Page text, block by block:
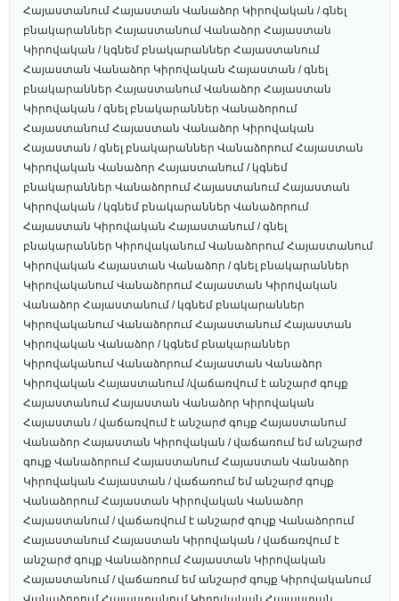
Հայաստանում Հայաստան Վանաձոր Կիրովական / գնել
բնակարաններ Հայաստանում Վանաձոր Հայաստան
Կիրովական / կգնեմ բնակարաններ Հայաստանում
Հայաստան Վանաձոր Կիրովական Հայաստան / գնել
բնակարաններ Հայաստանում Վանաձոր Հայաստան
Կիրովական / գնել բնակարաններ Վանաձորում
Հայաստանում Հայաստան Վանաձոր Կիրովական
Հայաստան / գնել բնակարաններ Վանաձորում Հայաստան
Կիրովական Վանաձոր Հայաստանում / կգնեմ
բնակարաններ Վանաձորում Հայաստանում Հայաստան
Կիրովական / կգնեմ բնակարաններ Վանաձորում
Հայաստան Կիրովական Հայաստանում / գնել
բնակարաններ Կիրովականում Վանաձորում Հայաստանում
Կիրովական Հայաստան Վանաձոր / գնել բնակարաններ
Կիրովականում Վանաձորում Հայաստան Կիրովական
Վանաձոր Հայաստանում / կգնեմ բնակարաններ
Կիրովականում Վանաձորում Հայաստանում Հայաստան
Կիրովական Վանաձոր / կգնեմ բնակարաններ
Կիրովականում Վանաձորում Հայաստան Վանաձոր
Կիրովական Հայաստանում /վաճառվում է անշարժ գույք
Հայաստանում Հայաստան Վանաձոր Կիրովական
Հայաստան / վաճառվում է անշարժ գույք Հայաստանում
Վանաձոր Հայաստան Կիրովական / վաճառում եմ անշարժ
գույք Վանաձորում Հայաստանում Հայաստան Վանաձոր
Կիրովական Հայաստան / վաճառում եմ անշարժ գույք
Վանաձորում Հայաստան Կիրովական Վանաձոր
Հայաստանում / վաճառվում է անշարժ գույք Վանաձորում
Հայաստանում Հայաստան Կիրովական / վաճառվում է
անշարժ գույք Վանաձորում Հայաստան Կիրովական
Հայաստանում / վաճառում եմ անշարժ գույք Կիրովականում